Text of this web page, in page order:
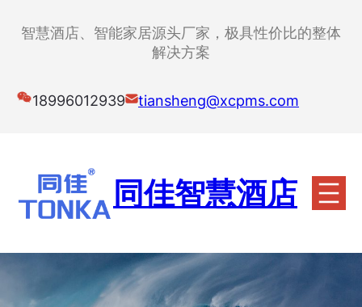
智慧酒店、智能家居源头厂家，极具性价比的整体
解决方案
18996012939 tiansheng@xcpms.com
同佳智慧酒店